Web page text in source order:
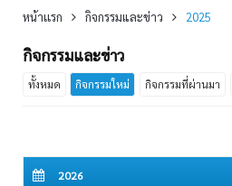
หน้าเเรก กิจกรรมและข่าว 2025
กิจกรรมและข่าว
ทั้งหมด กิจกรรมใหม่ กิจกรรมที่ผ่านมา
2026